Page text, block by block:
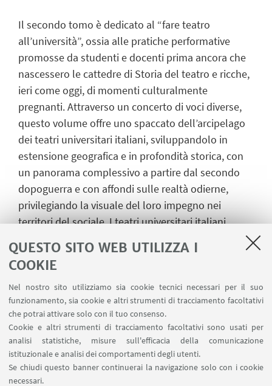
QUESTO SITO WEB UTILIZZA I
COOKIE
Nel nostro sito utilizziamo sia cookie tecnici necessari per il suo
funzionamento, sia cookie e altri strumenti di tracciamento facoltativi
che potrai attivare solo con il tuo consenso.
Cookie e altri strumenti di tracciamento facoltativi sono usati per
analisi statistiche, misure sull'efficacia della comunicazione
istituzionale e analisi dei comportamenti degli utenti.
Se chiudi questo banner continuerai la navigazione solo con i cookie
necessari.
Il secondo tomo è dedicato al “fare teatro
all’università”, ossia alle pratiche performative
promosse da studenti e docenti prima ancora che
nascessero le cattedre di Storia del teatro e ricche,
ieri come oggi, di momenti culturalmente
pregnanti. Attraverso un concerto di voci diverse,
questo volume offre uno spaccato dell’arcipelago
dei teatri universitari italiani, sviluppandolo in
estensione geografica e in profondità storica, con
un panorama complessivo a partire dal secondo
dopoguerra e con affondi sulle realtà odierne,
privilegiando la visuale del loro impegno nei
territori del sociale. I teatri universitari italiani
apripista nel dialogo del teatro con le carceri, le
periferie, i nuovi cittadini migranti, a favore di
percorsi di trasformazione e cura delle comunità.
IN EVIDENZA
Per-formare il sociale. Controcampi